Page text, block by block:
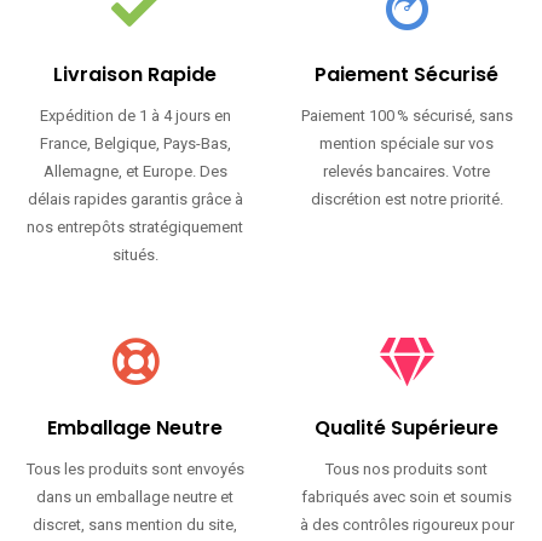
Livraison Rapide
Expédition de 1 à 4 jours en
France, Belgique, Pays-Bas,
Allemagne, et Europe. Des
délais rapides garantis grâce à
nos entrepôts stratégiquement
situés.
Paiement Sécurisé
Paiement 100 % sécurisé, sans
mention spéciale sur vos
relevés bancaires. Votre
discrétion est notre priorité.
Emballage Neutre
Tous les produits sont envoyés
dans un emballage neutre et
discret, sans mention du site,
Qualité Supérieure
Tous nos produits sont
fabriqués avec soin et soumis
à des contrôles rigoureux pour